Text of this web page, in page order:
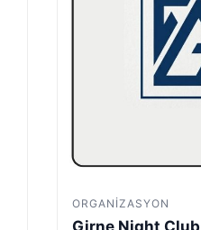
ORGANIZASYON